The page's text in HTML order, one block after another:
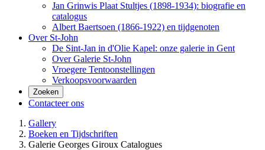
Jan Grinwis Plaat Stultjes (1898-1934): biografie en
catalogus
Albert Baertsoen (1866-1922) en tijdgenoten
Over St-John
De Sint-Jan in d'Olie Kapel: onze galerie in Gent
Over Galerie St-John
Vroegere Tentoonstellingen
Verkoopsvoorwaarden
Zoeken
Contacteer ons
Gallery
Boeken en Tijdschriften
Galerie Georges Giroux Catalogues